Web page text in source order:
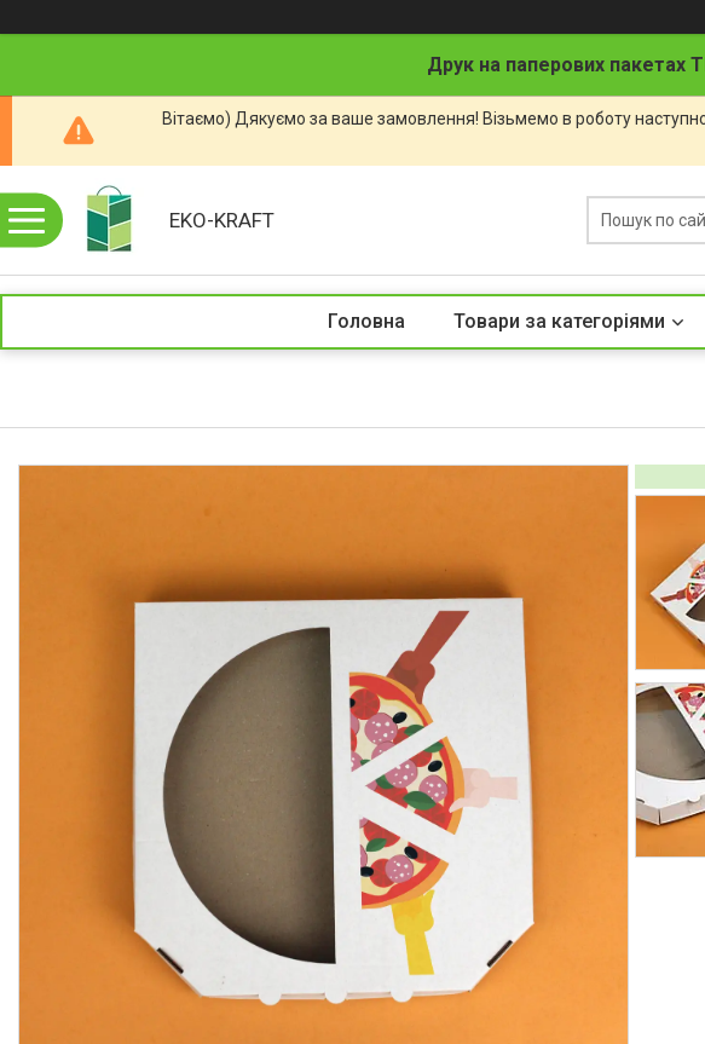
Друк на паперових
Вітаємо) Дякуємо за ваше замовлення! Візьмемо в роботу
EKO-KRAFT
Головна Товари за категоріями